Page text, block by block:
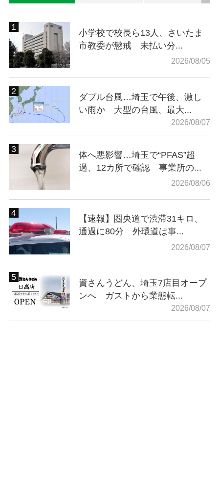
小学校で校長ら13人、さいたま
市教委が懲戒 未払い分...
2026/08/05
ダブル台風…埼玉で午後、激し
い雨か 大型の台風、最大...
2026/08/07
体へ悪影響…埼玉で“PFAS”超
過、12カ所で確認 事業所の...
2026/08/06
【速報】圏央道で渋滞31キロ、
通過に80分 外環道は事...
2026/08/07
資さんうどん、埼玉7店目オープ
ンへ ガストから業態転...
2026/08/07